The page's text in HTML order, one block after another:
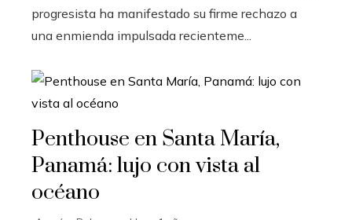
progresista ha manifestado su firme rechazo a
una enmienda impulsada recienteme...
Penthouse en Santa María,
Panamá: lujo con vista al
océano